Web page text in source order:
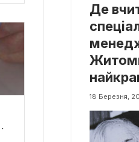
Де
18 Березня,